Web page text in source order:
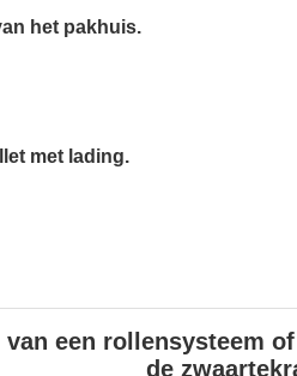
het pakhuis.
met lading.
een rollensysteem
de